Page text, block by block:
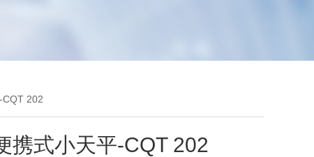
CQT 202
携式小天平-CQT 202